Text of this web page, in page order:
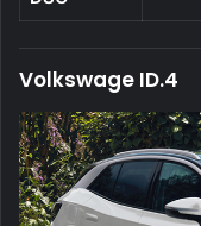
Volkswage ID.4